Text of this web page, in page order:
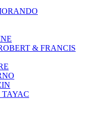
& FRANCIS